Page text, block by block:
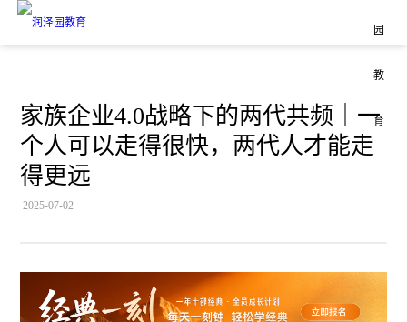
家族企业4.0战略下的两代共频｜一
个人可以走得很快，两代人才能走
得更远
2025-07-02